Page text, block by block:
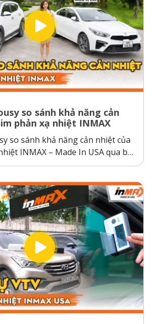
so sánh khả năng cản
phản xạ nhiệt INMAX
so sánh khả năng cản nhiệt của
INMAX – Made In USA qua bài
trực diện đầy thuyết phục.
theo cơ chế giữ nhiệt trên